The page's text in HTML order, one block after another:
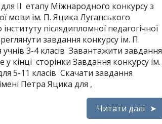
ІІ етапу Міжнародного конкурсу з
мови ім. П. Яцика Луганського
післядипломної педагогічної
завдання конкурсу ім. П.
3-4 класів Завантажити завдання
кінці сторінки Завдання конкурсу ім.
5-11 класів Скачати завдання
Петра Яцика для ,
Читати далі